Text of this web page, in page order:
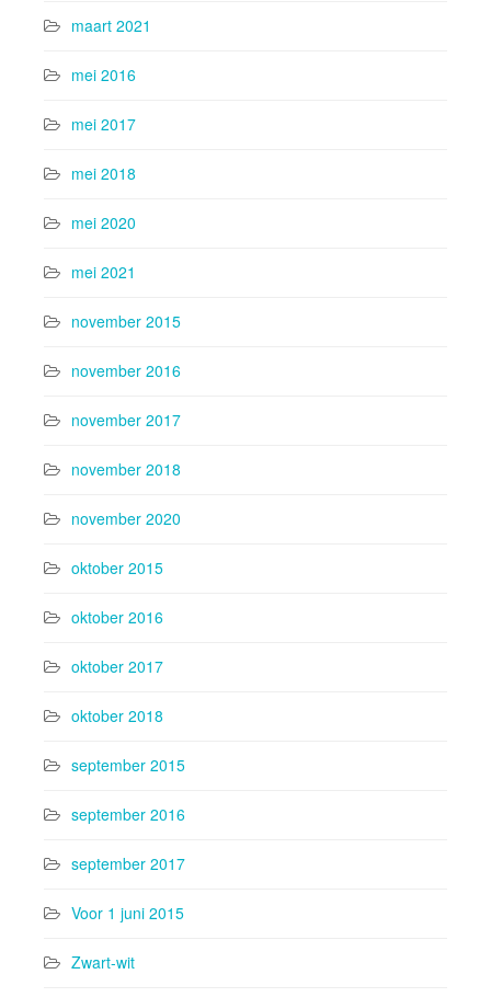
maart 2021
mei 2016
mei 2017
mei 2018
mei 2020
mei 2021
november 2015
november 2016
november 2017
november 2018
november 2020
oktober 2015
oktober 2016
oktober 2017
oktober 2018
september 2015
september 2016
september 2017
Voor 1 juni 2015
Zwart-wit